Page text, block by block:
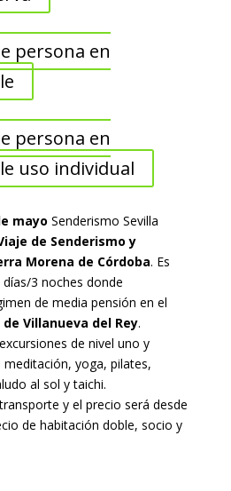
persona en
persona en
uso individual
mayo Senderismo Sevilla
de Senderismo y
Morena de Córdoba. Es
3 noches donde
de media pensión en el
Villanueva del Rey.
de nivel uno y
yoga, pilates,
al sol y taichi.
y el precio será desde
de habitación doble, socio y